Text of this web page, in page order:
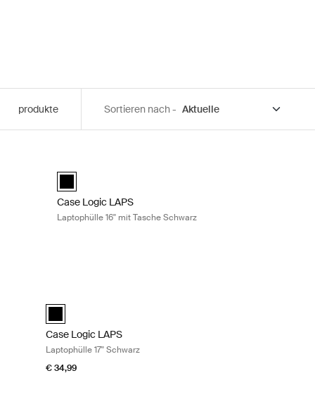
produkte Sortieren nach -
(selected)Case Logic LAPS laptop sleeve 16'' with pocket Schwarz
Case Logic LAPS
Laptophülle 16'' mit Tasche Schwarz
Case Logic LAPS laptop sleeve 17'' Schwarz (selected)
Case Logic LAPS
Laptophülle 17'' Schwarz
€ 34,99